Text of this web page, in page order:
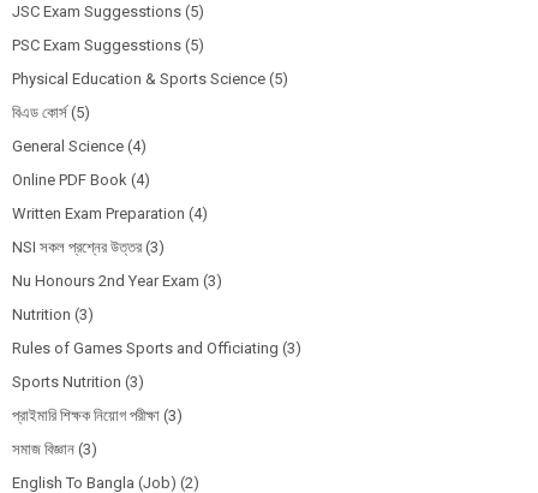
JSC Exam Suggesstions (5)
PSC Exam Suggesstions (5)
Physical Education & Sports Science (5)
বিএড কোর্স (5)
General Science (4)
Online PDF Book (4)
Written Exam Preparation (4)
NSI সকল প্রশ্নের উত্তর (3)
Nu Honours 2nd Year Exam (3)
Nutrition (3)
Rules of Games Sports and Officiating (3)
Sports Nutrition (3)
প্রাইমারি শিক্ষক নিয়োগ পরীক্ষা (3)
সমাজ বিজ্ঞান (3)
English To Bangla (Job) (2)